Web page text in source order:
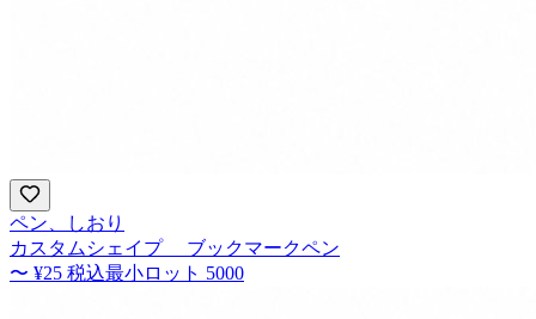
ペン、しおり
カスタムシェイプ ブックマークペン
〜 ¥25 税込最小ロット 5000